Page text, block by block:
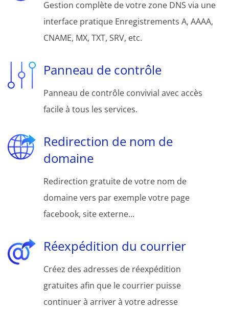
Gestion complète de votre zone DNS via une
interface pratique Enregistrements A, AAAA,
CNAME, MX, TXT, SRV, etc.
Panneau de contrôle
Panneau de contrôle convivial avec accès
facile à tous les services.
Redirection de nom de
domaine
Redirection gratuite de votre nom de
domaine vers par exemple votre page
facebook, site externe...
Réexpédition du courrier
Créez des adresses de réexpédition
gratuites afin que le courrier puisse
continuer à arriver à votre adresse